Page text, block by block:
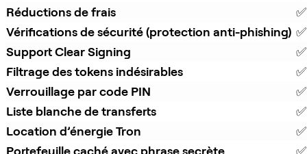
Réductions de frais
Vérifications de sécurité (protection anti-phishing)
Support Clear Signing
Filtrage des tokens indésirables
Verrouillage par code PIN
Liste blanche de transferts
Location d’énergie Tron
Portefeuille caché avec phrase secrète